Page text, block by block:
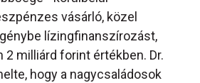
vásárló, közel
lízingfinanszírozást,
milliárd forint értékben. Dr.
hogy a nagycsaládosok